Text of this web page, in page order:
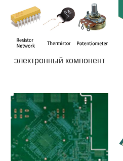
электронный компонент